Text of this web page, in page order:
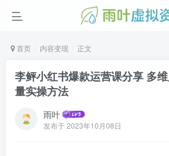
首页 内容变现 正文
李鲆小红书爆款运营课分享 多
量实操方法
雨叶
发布于2023年10月08日